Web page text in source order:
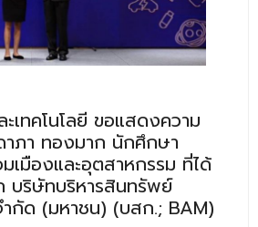
เทคโนโลยี ขอแสดงความ
ภา ทองมาก นักศึกษา
มืองและอุตสาหกรรม ที่ได้
บริษัทบริหารสินทรัพย์
ด (มหาชน) (บสก.; BAM)